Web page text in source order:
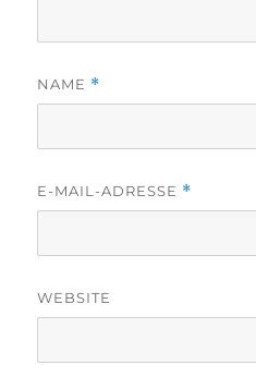
NAME *
E-MAIL-ADRESSE *
WEBSITE